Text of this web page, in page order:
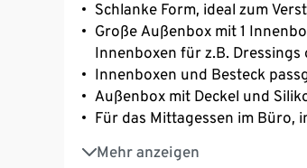
Schlanke Form, ideal zum
Große Außenbox mit 1
Innenboxen für z.B. Dressings
Innenboxen und Besteck
Außenbox mit Deckel und
Für das Mittagessen im Büro,
Mehr anzeigen
Perfekt für unterwegs: alle
BPA-frei